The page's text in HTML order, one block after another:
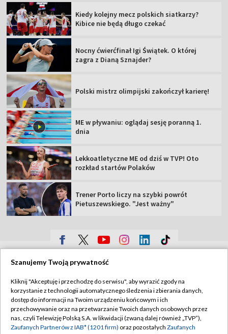
Kiedy kolejny mecz polskich siatkarzy?
Kibice nie będą długo czekać
Nocny ćwierćfinał Igi Świątek. O której
zagra z Dianą Sznajder?
Polski mistrz olimpijski zakończył karierę!
ME w pływaniu: oglądaj sesję poranną 1.
dnia
Lekkoatletyczne ME od dziś w TVP! Oto
rozkład startów Polaków
Trener Porto liczy na szybki powrót
Pietuszewskiego. "Jest ważny"
Sklep TVP
Biuro Reklamy
Oferta Handlowa
Polityka prywatności
Moje zgody
Biuro reklamy
Szanujemy Twoją prywatność
Kliknij "Akceptuję i przechodzę do serwisu", aby wyrazić zgody na
korzystanie z technologii automatycznego śledzenia i zbierania danych,
dostęp do informacji na Twoim urządzeniu końcowym i ich
przechowywanie oraz na przetwarzanie Twoich danych osobowych przez
nas, czyli Telewizję Polską S.A. w likwidacji (zwaną dalej również „TVP”),
Zaufanych Partnerów z IAB* (1201 firm) oraz pozostałych Zaufanych